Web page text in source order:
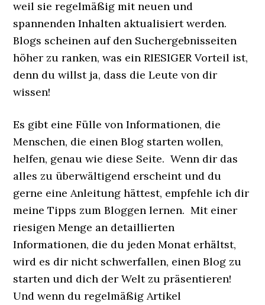
weil sie regelmäßig mit neuen und
spannenden Inhalten aktualisiert werden.
Blogs scheinen auf den Suchergebnisseiten
höher zu ranken, was ein RIESIGER Vorteil ist,
denn du willst ja, dass die Leute von dir
wissen!
Es gibt eine Fülle von Informationen, die
Menschen, die einen Blog starten wollen,
helfen, genau wie diese Seite. Wenn dir das
alles zu überwältigend erscheint und du
gerne eine Anleitung hättest, empfehle ich dir
meine Tipps zum Bloggen lernen. Mit einer
riesigen Menge an detaillierten
Informationen, die du jeden Monat erhältst,
wird es dir nicht schwerfallen, einen Blog zu
starten und dich der Welt zu präsentieren!
Und wenn du regelmäßig Artikel